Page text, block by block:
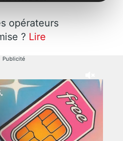
opérateurs
? Lire
Publicité